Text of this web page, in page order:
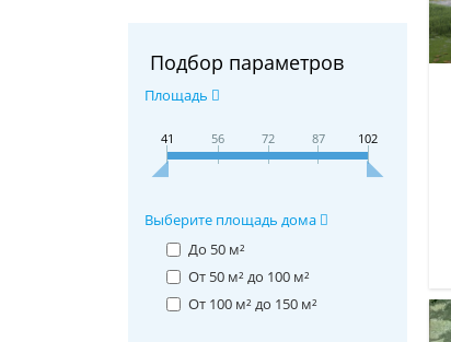
Подбор параметров
Площадь
41 56 72 87 102
Выберите площадь дома
До 50 м²
От 50 м² до 100 м²
От 100 м² до 150 м²